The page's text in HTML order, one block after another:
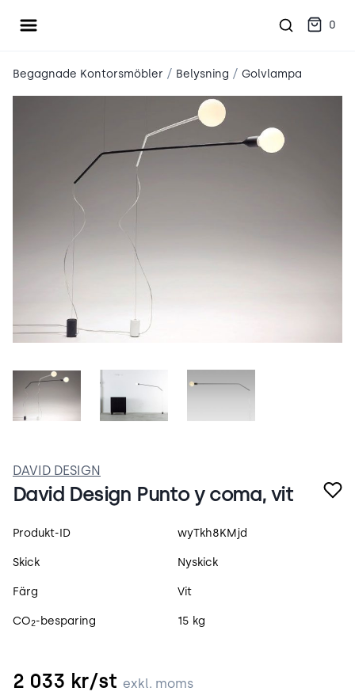
Öppna meny 0
Begagnade Kontorsmöbler / Belysning / Golvlampa
PoTs5i8OGIKM.jpegc0HM1qxZ6IQG.jpegvuxHGxehxQrS.jpeg
DAVID DESIGN
David Design Punto y coma, vit
Produktspecifikation
Produkt-ID wyTkh8KMjd
Skick Nyskick
Färg Vit
CO2-besparing 15 kg
2 033 kr/st exkl. moms